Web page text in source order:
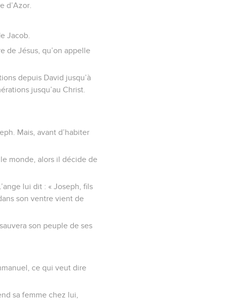
d’Azor.
Jacob.
de Jésus, qu’on appelle
depuis David jusqu’à
jusqu’au Christ.
Mais, avant d’habiter
monde, alors il décide de
lui dit : « Joseph, fils
son ventre vient de
son peuple de ses
ce qui veut dire
sa femme chez lui,